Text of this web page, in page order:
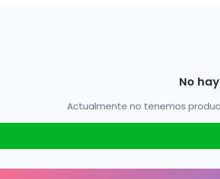
No
Actualmente no tenemos